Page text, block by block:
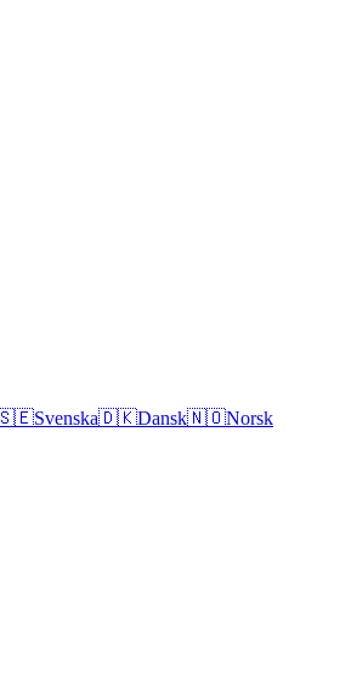
Svenska🇩🇰Dansk🇳🇴Norsk